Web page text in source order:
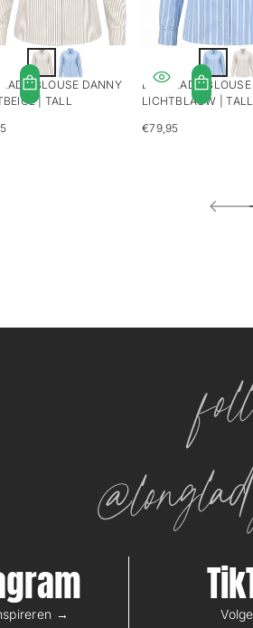
BLOUSE DANNY
| TALL
LONGLADY
LICHTBLAUW | TALL
REGULIERE
€79,95
→